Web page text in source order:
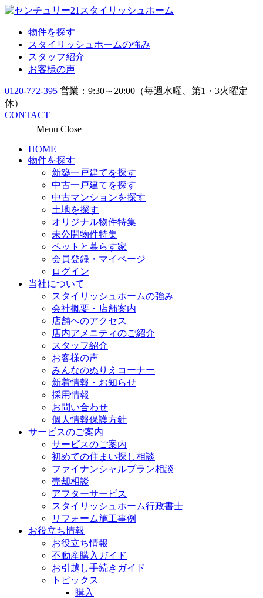
物件を探す
スタイリッシュホームの強み
スタッフ紹介
お客様の声
0120-772-395 営業：9:30～20:00（毎週水曜、第1・3火曜定
休）
CONTACT
Menu Close
HOME
物件を探す
新築一戸建てを探す
中古一戸建てを探す
中古マンションを探す
土地を探す
オリジナル物件特集
未公開物件特集
ペットと暮らす家
会員登録・マイページ
ログイン
当社について
スタイリッシュホームの強み
会社概要・店舗案内
店舗へのアクセス
店内アメニティのご紹介
スタッフ紹介
お客様の声
みんなのぬりえコーナー
新着情報・お知らせ
採用情報
お問い合わせ
個人情報保護方針
サービスのご案内
サービスのご案内
初めての住まい探し相談
ファイナンシャルプラン相談
売却相談
アフターサービス
スタイリッシュホーム行政書士
リフォーム施工事例
お役立ち情報
お役立ち情報
不動産購入ガイド
お引越し手続きガイド
トピックス
購入